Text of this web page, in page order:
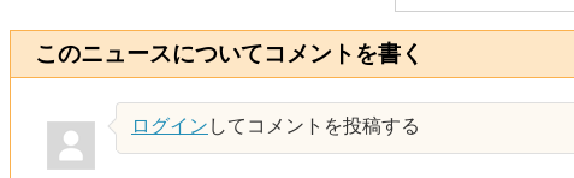
このニュースについてコメントを書く
ログイン してコメントを投稿する